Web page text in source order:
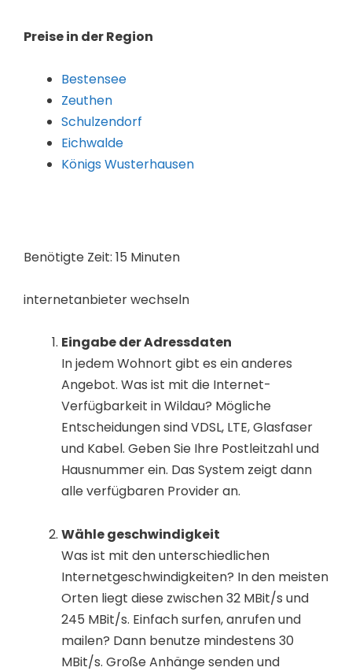
Preise in der Region
Bestensee
Zeuthen
Schulzendorf
Eichwalde
Königs Wusterhausen
Benötigte Zeit: 15 Minuten
internetanbieter wechseln
Eingabe der Adressdaten
In jedem Wohnort gibt es ein anderes
Angebot. Was ist mit die Internet-
Verfügbarkeit in Wildau? Mögliche
Entscheidungen sind VDSL, LTE, Glasfaser
und Kabel. Geben Sie Ihre Postleitzahl und
Hausnummer ein. Das System zeigt dann
alle verfügbaren Provider an.
Wähle geschwindigkeit
Was ist mit den unterschiedlichen
Internetgeschwindigkeiten? In den meisten
Orten liegt diese zwischen 32 MBit/s und
245 MBit/s. Einfach surfen, anrufen und
mailen? Dann benutze mindestens 30
MBit/s. Große Anhänge senden und